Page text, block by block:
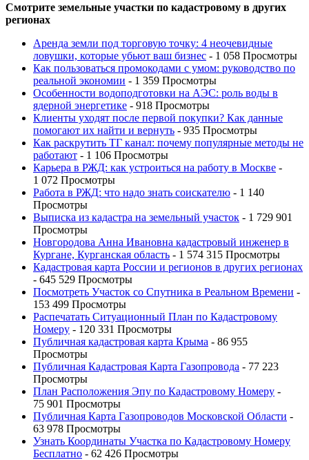
Смотрите земельные участки по кадастровому в других
регионах
Аренда земли под торговую точку: 4 неочевидные
ловушки, которые убьют ваш бизнес - 1 058 Просмотры
Как пользоваться промокодами с умом: руководство по
реальной экономии - 1 359 Просмотры
Особенности водоподготовки на АЭС: роль воды в
ядерной энергетике - 918 Просмотры
Клиенты уходят после первой покупки? Как данные
помогают их найти и вернуть - 935 Просмотры
Как раскрутить ТГ канал: почему популярные методы не
работают - 1 106 Просмотры
Карьера в РЖД: как устроиться на работу в Москве -
1 072 Просмотры
Работа в РЖД: что надо знать соискателю - 1 140
Просмотры
Выписка из кадастра на земельный участок - 1 729 901
Просмотры
Новгородова Анна Ивановна кадастровый инженер в
Кургане, Курганская область - 1 574 315 Просмотры
Кадастровая карта России и регионов в других регионах
- 645 529 Просмотры
Посмотреть Участок со Спутника в Реальном Времени -
153 499 Просмотры
Распечатать Ситуационный План по Кадастровому
Номеру - 120 331 Просмотры
Публичная кадастровая карта Крыма - 86 955
Просмотры
Публичная Кадастровая Карта Газопровода - 77 223
Просмотры
План Расположения Эпу по Кадастровому Номеру -
75 901 Просмотры
Публичная Карта Газопроводов Московской Области -
63 978 Просмотры
Узнать Координаты Участка по Кадастровому Номеру
Бесплатно - 62 426 Просмотры